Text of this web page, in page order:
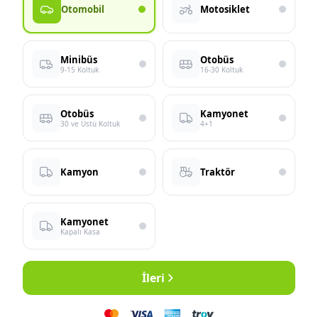
Otomobil Motosiklet
Minibüs
9-15 Koltuk
Otobüs
16-30 Koltuk
Otobüs
30 ve Üstü Koltuk
Kamyonet
4+1
Kamyon Traktör
Kamyonet
Kapalı Kasa
İleri